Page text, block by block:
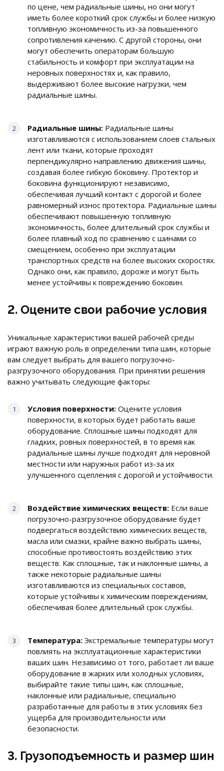
по цене, чем радиальные шины, но они могут
иметь более короткий срок службы и более низкую
топливную экономичность из-за повышенного
сопротивления качению. С другой стороны, они
могут обеспечить операторам большую
стабильность и комфорт при эксплуатации на
неровных поверхностях и, как правило,
выдерживают более высокие нагрузки, чем
радиальные шины.
Радиальные шины: Радиальные шины
изготавливаются с использованием слоев стальных
лент или ткани, которые проходят
перпендикулярно направлению движения шины,
создавая более гибкую боковину. Протектор и
боковина функционируют независимо,
обеспечивая лучший контакт с дорогой и более
равномерный износ протектора. Радиальные шины
обеспечивают повышенную топливную
экономичность, более длительный срок службы и
более плавный ход по сравнению с шинами со
смещением, особенно при эксплуатации
транспортных средств на более высоких скоростях.
Однако они, как правило, дороже и могут быть
менее устойчивы к повреждению боковин.
2. Оцените свои рабочие условия
Уникальные характеристики вашей рабочей среды
играют важную роль в определении типа шин, которые
вам следует выбрать для вашего погрузочно-
разгрузочного оборудования. При принятии решения
важно учитывать следующие факторы:
Условия поверхности: Оцените условия
поверхности, в которых будет работать ваше
оборудование. Сплошные шины подходят для
гладких, ровных поверхностей, в то время как
радиальные шины лучше подходят для неровной
местности или наружных работ из-за их
улучшенного сцепления с дорогой и устойчивости.
Воздействие химических веществ: Если ваше
погрузочно-разгрузочное оборудование будет
подвергаться воздействию химических веществ,
масла или смазки, крайне важно выбрать шины,
способные противостоять воздействию этих
веществ. Как сплошные, так и наклонные шины, а
также некоторые радиальные шины
изготавливаются из специальных составов,
которые устойчивы к химическим повреждениям,
обеспечивая более длительный срок службы.
Температура: Экстремальные температуры могут
повлиять на эксплуатационные характеристики
ваших шин. Независимо от того, работает ли ваше
оборудование в жарких или холодных условиях,
выбирайте такие типы шин, как сплошные,
наклонные или радиальные, специально
разработанные для работы в этих условиях без
ущерба для производительности или
безопасности.
3. Грузоподъемность и размер шин